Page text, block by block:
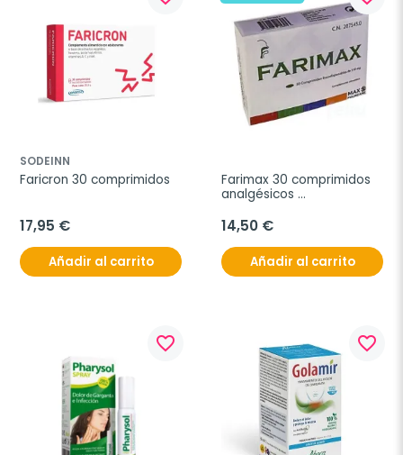
SODEINN
Faricron 30 comprimidos
17,95 €
Añadir al carrito
Farimax 30 comprimidos
analgésicos
14,50 €
Añadir al carrito
favorite_border favorite_border